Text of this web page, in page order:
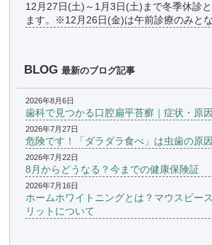
12月27日(土)～1月3日(土)まで冬季休診
ます。※12月26日(金)は午前診療のみとな
BLOG 最新のブログ記事
2026年8月6日
歯科で見つかる口腔扁平苔癬｜症状・原
2026年7月27日
危険です！「ダラダラ食べ」は虫歯の原因
2026年7月22日
8月からどうなる？今までの健康保険証
2026年7月16日
ホームホワイトニングとは？マウスピー
リットについて